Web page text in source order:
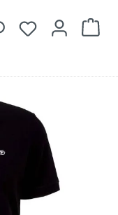
Du hast 0